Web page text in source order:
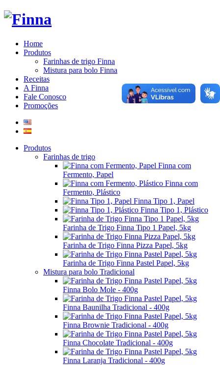
Home
Produtos
Farinhas de trigo Finna
Mistura para bolo Finna
Receitas
A Finna
Fale Conosco
Promoções
Produtos
Farinhas de trigo
Finna com
Fermento, Papel
Finna com
Fermento, Plástico
Finna Tipo 1, Papel
Finna Tipo 1, Plástico
Farinha de Trigo Finna Tipo 1 Papel, 5kg
Farinha de Trigo Finna Pizza Papel, 5kg
Farinha de Trigo Finna Pastel Papel, 5kg
Mistura para bolo Tradicional
Finna Bolo Mole - 400g
Finna Baunilha Tradicional - 400g
Finna Brownie Tradicional - 400g
Finna Chocolate Tradicional - 400g
Finna Laranja Tradicional - 400g